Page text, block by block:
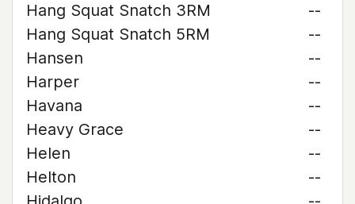
Hang Squat Snatch 3RM
--
Hang Squat Snatch 5RM
--
Hansen
--
Harper
--
Havana
--
Heavy Grace
--
Helen
--
Helton
--